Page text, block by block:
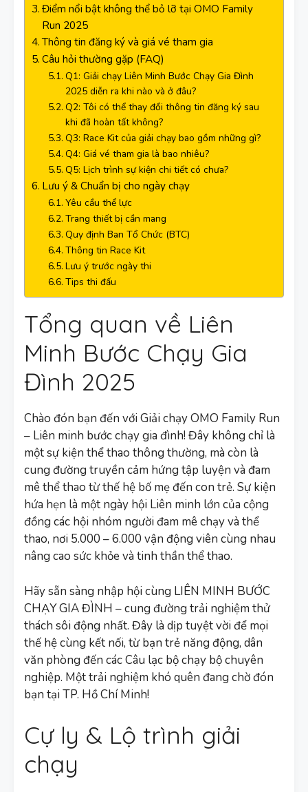
Điểm nổi bật không thể bỏ lỡ tại OMO Family
Run 2025
Thông tin đăng ký và giá vé tham gia
Câu hỏi thường gặp (FAQ)
Q1: Giải chạy Liên Minh Bước Chạy Gia Đình
2025 diễn ra khi nào và ở đâu?
Q2: Tôi có thể thay đổi thông tin đăng ký sau
khi đã hoàn tất không?
Q3: Race Kit của giải chạy bao gồm những gì?
Q4: Giá vé tham gia là bao nhiêu?
Q5: Lịch trình sự kiện chi tiết có chưa?
Lưu ý & Chuẩn bị cho ngày chạy
Yêu cầu thể lực
Trang thiết bị cần mang
Quy định Ban Tổ Chức (BTC)
Thông tin Race Kit
Lưu ý trước ngày thi
Tips thi đấu
Tổng quan về Liên
Minh Bước Chạy Gia
Đình 2025
Chào đón bạn đến với Giải chạy OMO Family Run
– Liên minh bước chạy gia đình! Đây không chỉ là
một sự kiện thể thao thông thường, mà còn là
cung đường truyền cảm hứng tập luyện và đam
mê thể thao từ thế hệ bố mẹ đến con trẻ. Sự kiện
hứa hẹn là một ngày hội Liên minh lớn của cộng
đồng các hội nhóm người đam mê chạy và thể
thao, nơi 5.000 – 6.000 vận động viên cùng nhau
nâng cao sức khỏe và tinh thần thể thao.
Hãy sẵn sàng nhập hội cùng LIÊN MINH BƯỚC
CHẠY GIA ĐÌNH – cung đường trải nghiệm thử
thách sôi động nhất. Đây là dịp tuyệt vời để mọi
thế hệ cùng kết nối, từ bạn trẻ năng động, dân
văn phòng đến các Câu lạc bộ chạy bộ chuyên
nghiệp. Một trải nghiệm khó quên đang chờ đón
bạn tại TP. Hồ Chí Minh!
Cự ly & Lộ trình giải
chạy